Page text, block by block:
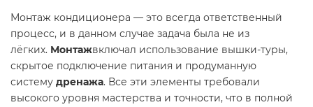
Монтаж кондиционера — это всегда ответственный
процесс, и в данном случае задача была не из
лёгких. Монтажвключал использование вышки-туры,
скрытое подключение питания и продуманную
систему дренажа. Все эти элементы требовали
высокого уровня мастерства и точности, что в полной